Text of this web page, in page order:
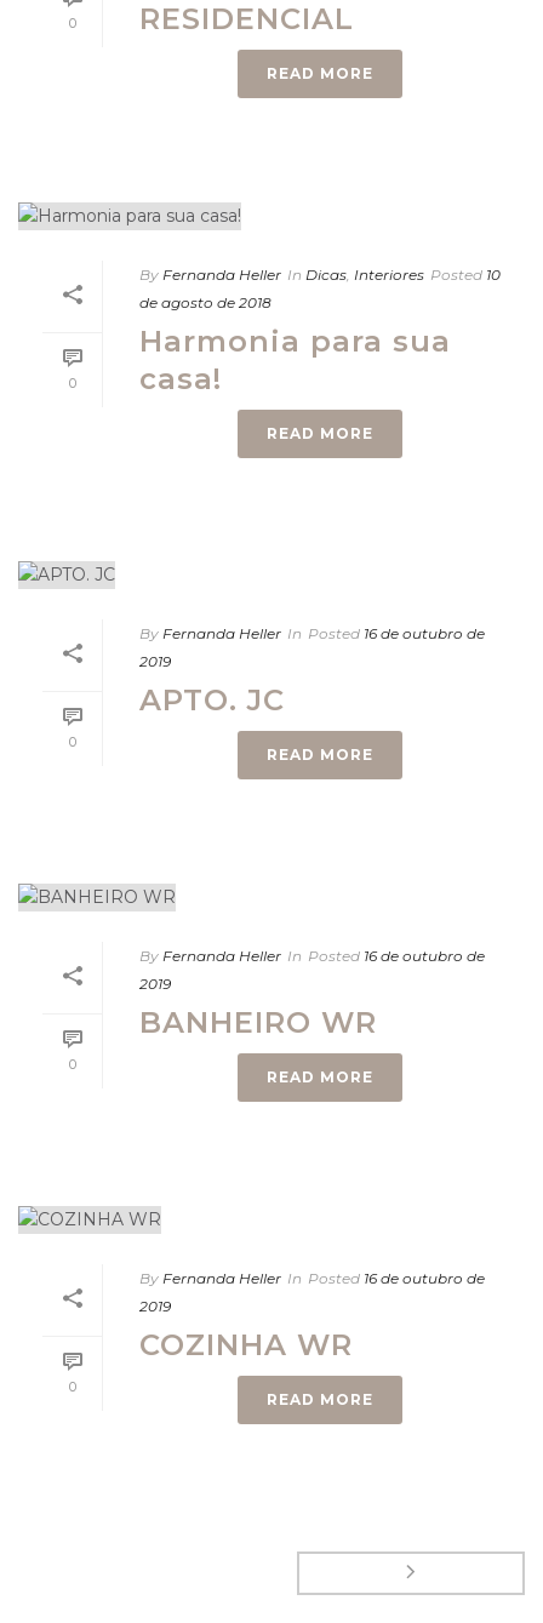
0 RESIDENCIAL
READ MORE
0
By Fernanda Heller In Dicas Interiores Posted 10
de agosto de 2018
Harmonia para sua
casa!
READ MORE
0
By Fernanda Heller In Posted 16 de outubro de
2019
APTO. JC
READ MORE
0
By Fernanda Heller In Posted 16 de outubro de
2019
BANHEIRO WR
READ MORE
0
By Fernanda Heller In Posted 16 de outubro de
2019
COZINHA WR
READ MORE